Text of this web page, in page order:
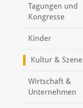
Tagungen und
Kongresse
Kinder
Kultur & Szene
Wirtschaft &
Unternehmen